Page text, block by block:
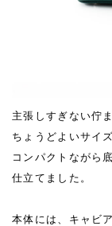
主張しすぎない佇
ちょうどよいサイ
コンパクトながら
仕立てました。
本体には、キャビ